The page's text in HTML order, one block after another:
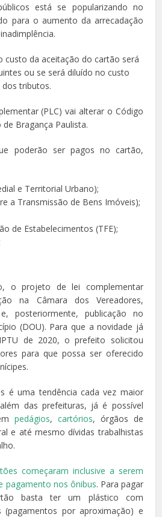
está se popularizando no
para o aumento da arrecadação
custo da aceitação do cartão será
ou se será diluído no custo
tributos.
(PLC) vai alterar o Código
Bragança Paulista.
poderão ser pagos no cartão,
e Territorial Urbano);
a Transmissão de Bens Imóveis);
de Estabelecimentos (TFE);
o projeto de lei complementar
na Câmara dos Vereadores,
posteriormente, publicação no
(DOU). Para que a novidade já
de 2020, o prefeito solicitou
para que possa ser oferecido
é uma tendência cada vez maior
das prefeituras, já é possível
pedágios, cartórios, órgãos de
e até mesmo dívidas trabalhistas
começaram inclusive a serem
pagamento nos ônibus. Para pagar
basta ter um plástico com
(pagamentos por aproximação) e